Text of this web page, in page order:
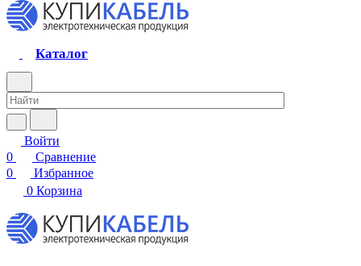
Каталог
Войти
0
Сравнение
0
Избранное
0 Корзина